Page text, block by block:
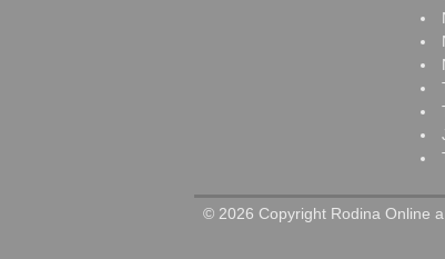
© 2026 Copyright Rodina Online